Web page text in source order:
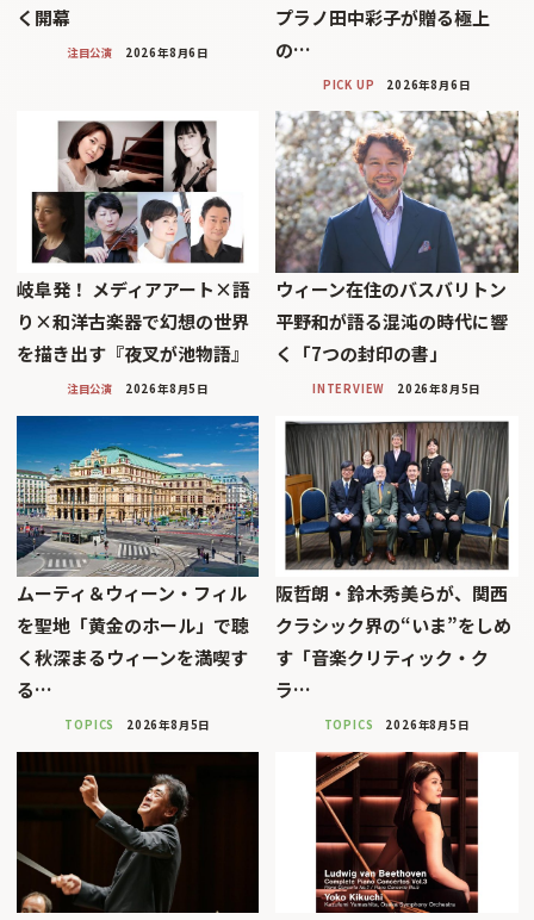
く開幕
注目公演 2026年8月6日
プラノ田中彩子が贈る極上
の…
PICK UP 2026年8月6日
岐阜発！ メディアアート×語
り×和洋古楽器で幻想の世界
を描き出す『夜叉が池物語』
注目公演 2026年8月5日
ウィーン在住のバスバリトン
平野和が語る混沌の時代に響
く「7つの封印の書」
INTERVIEW 2026年8月5日
ムーティ＆ウィーン・フィル
を聖地「黄金のホール」で聴
く秋深まるウィーンを満喫す
る…
TOPICS 2026年8月5日
阪哲朗・鈴木秀美らが、関西
クラシック界の“いま”をしめ
す「音楽クリティック・ク
ラ…
TOPICS 2026年8月5日